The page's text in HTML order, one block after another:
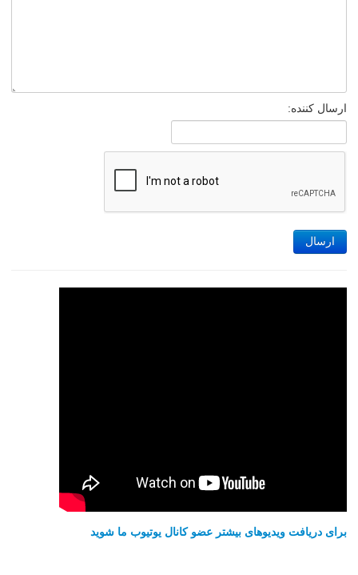
ارسال کننده:
ارسال
برای دریافت ویدیوهای بیشتر عضو کانال یوتیوب ما شوید